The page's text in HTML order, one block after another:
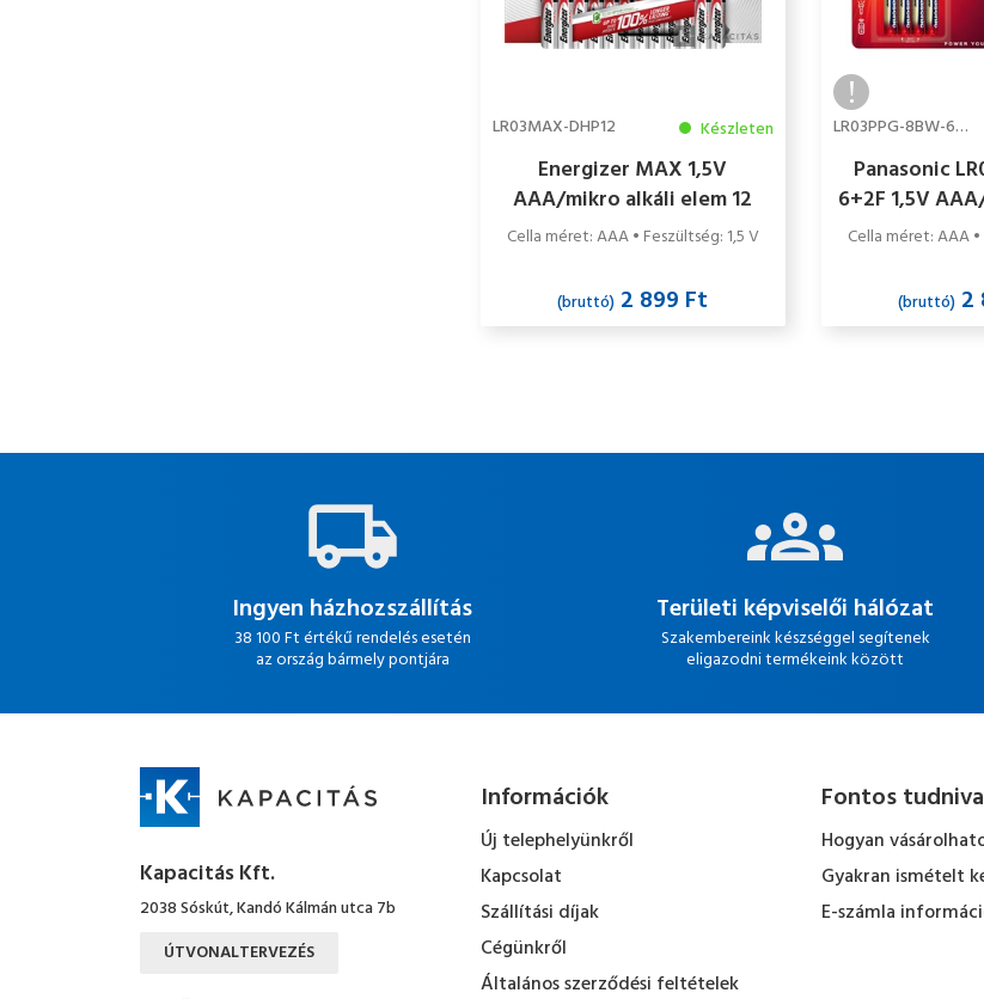
LR03MAX-DHP12 Készleten
Energizer MAX 1,5V
AAA/mikro alkáli elem 12
db/csomag
Cella méret: AAA • Feszültség: 1,5 V
(bruttó) 2 899 Ft
LR03PPG-8BW-6-2F
Panasonic
6+2F 1,5V
alkáli elem
Cella méret: AAA
(bruttó) 2
Ingyen házhozszállítás
38 100 Ft értékű rendelés esetén
az ország bármely pontjára
Területi képviselői hálózat
Szakembereink készséggel segítenek
eligazodni termékeink között
Kapacitás Kft.
2038 Sóskút, Kandó Kálmán utca 7b
ÚTVONALTERVEZÉS
Információk
Új telephelyünkről
Kapcsolat
Szállítási díjak
Cégünkről
Általános szerződési feltételek
Fontos
Hogyan
Gyakran ismételt
E-számla